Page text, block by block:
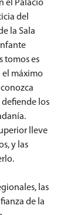
el Palacio
del
la Sala
tomos es
máximo
defiende los
lleve
y las
las
de la